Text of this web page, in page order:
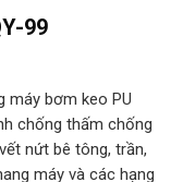
99
máy bơm keo PU
chống thấm chống
nứt bê tông, trần,
máy và các hạng